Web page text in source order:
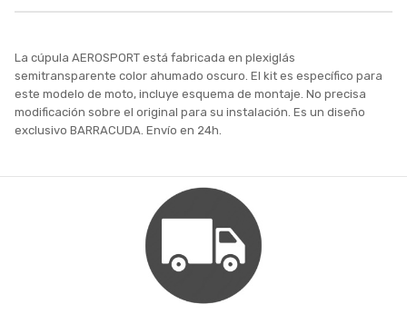
La cúpula AEROSPORT está fabricada en plexiglás
semitransparente color ahumado oscuro. El kit es específico para
este modelo de moto, incluye esquema de montaje. No precisa
modificación sobre el original para su instalación. Es un diseño
exclusivo BARRACUDA. Envío en 24h.